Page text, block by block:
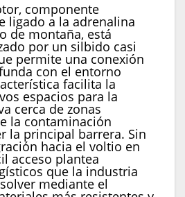
componente
ligado a la adrenalina
de montaña, está
por un silbido casi
permite una conexión
con el entorno
facilita la
espacios para la
cerca de zonas
la contaminación
la principal barrera. Sin
hacia el voltio en
acceso plantea
que la industria
mediante el